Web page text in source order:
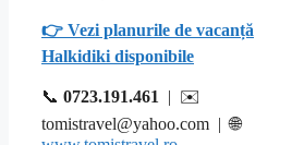
👉 Vezi planurile de vacanță
Halkidiki disponibile
📞 0723.191.461
| ✉️
tomistravel@yahoo.com | 🌐